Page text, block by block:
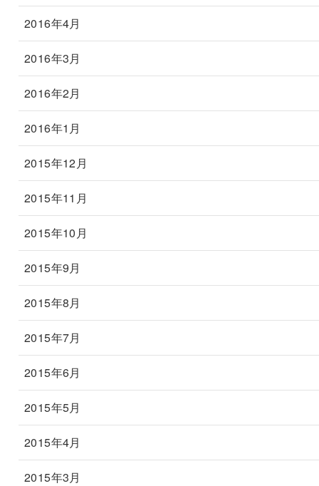
2016年4月
2016年3月
2016年2月
2016年1月
2015年12月
2015年11月
2015年10月
2015年9月
2015年8月
2015年7月
2015年6月
2015年5月
2015年4月
2015年3月